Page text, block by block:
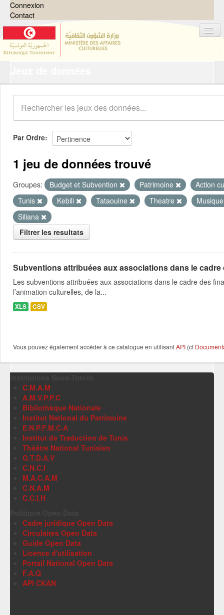
Connexion
Contact
Organisations
Groupes
Demandes 0
À propos
Par Ordre
1 jeu de données trouvé
Groupes: Budget et Subvention Patrimoine
Action
Tunis
Kebili Tataouine Theatre
Siliana
Filtrer les resultats
Subventions attribuées aux associations dans le
Les subventions attribuées aux associations dans le cadre des
l’animation culturelles, de la...
XLS CSV
Vous pouvez également accéder à ce catalogue en utilisantAPI (cf
C.M.A.M
A.M.V.P.P.C
Bibliothèque Nationale
Institut National du Patrimoine
E.N.P.F.M.C.A
Institut de Traduction de Tunis
Théâtre National Tunisien
O.T.D.A.V
C.N.C.I
M.A.C.A.M
C.N.A.M
C.C.I.H
Cadre juridique Open Data
Circulaires Open Data
Guide Open Data
Licence d'utilisation
Portail National Open Data
F.A.Q
API CKAN